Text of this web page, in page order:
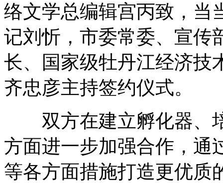
络文学总编辑宫丙致，当
记刘忻，市委常委、宣传
长、国家级牡丹江经济技
齐忠彦主持签约仪式。
双方在建立孵化器、
方面进一步加强合作，通
等各方面措施打造更优质